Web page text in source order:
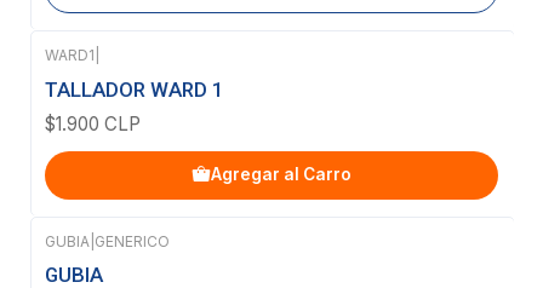
WARD1
TALLADOR WARD 1
$1.900 CLP
Agregar al Carro
Agotado
GUBIA GENERICO
GUBIA